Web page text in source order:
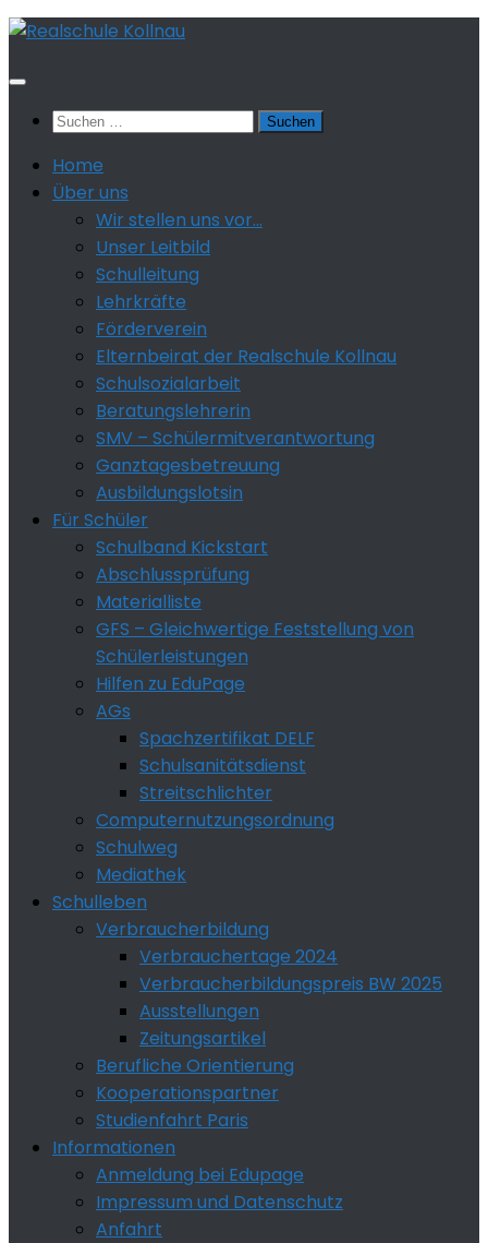
Zum
springen
Suchen
Home
Über uns
Wir stellen uns vor…
Unser Leitbild
Schulleitung
Lehrkräfte
Förderverein
Elternbeirat der Realschule Kollnau
Schulsozialarbeit
Beratungslehrerin
SMV – Schülermitverantwortung
Ganztagesbetreuung
Ausbildungslotsin
Für Schüler
Schulband Kickstart
Abschlussprüfung
Materialliste
GFS – Gleichwertige Feststellung von
Schülerleistungen
Hilfen zu EduPage
AGs
Spachzertifikat DELF
Schulsanitätsdienst
Streitschlichter
Computernutzungsordnung
Schulweg
Mediathek
Schulleben
Verbraucherbildung
Verbrauchertage 2024
Verbraucherbildungspreis BW 2025
Ausstellungen
Zeitungsartikel
Berufliche Orientierung
Kooperationspartner
Studienfahrt Paris
Informationen
Anmeldung bei Edupage
Impressum und Datenschutz
Anfahrt